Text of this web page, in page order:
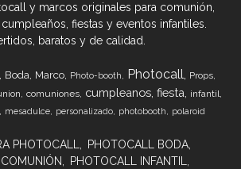
y marcos originales para comunión,
fiestas y eventos infantiles.
baratos y de calidad.
Boda Marco Photo-booth Photocall Props
comuniones cumpleanos fiesta infantil
mesadulce personalizado photobooth polaroid
PHOTOCALL
PHOTOCALL BODA
PHOTOCALL INFANTIL